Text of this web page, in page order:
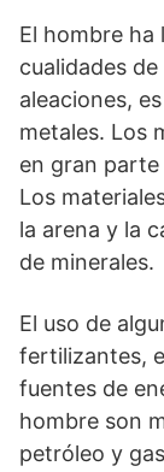
El hombre
cualidades
aleaciones,
metales. Los
en gran
Los
la arena y la
de minerales.
El uso de
fertilizantes,
fuentes de
hombre son
petróleo y